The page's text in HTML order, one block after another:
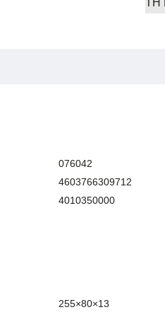
076042
4603766309712
4010350000
255×80×13